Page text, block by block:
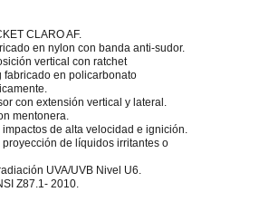
CLARO AF.
en nylon con banda anti-sudor.
vertical con ratchet
fabricado en policarbonato
con extensión vertical y lateral.
mentonera.
impactos de alta velocidad e ignición.
proyección de líquidos irritantes o
UVA/UVB Nivel U6.
Z87.1- 2010.